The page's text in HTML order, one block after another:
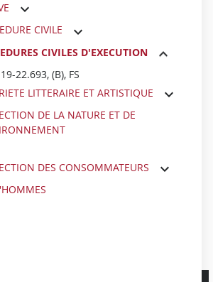
CIVILE
CIVILES D'EXECUTION
22.693, (B), FS
LITTERAIRE ET ARTISTIQUE
DE LA NATURE ET DE
DES CONSOMMATEURS